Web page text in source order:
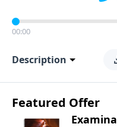
00:00
Description
Featured Offer